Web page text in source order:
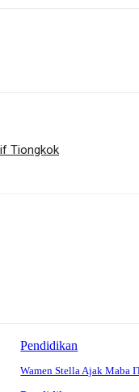
Tiongkok
Pendidikan
Wamen Stella Ajak Maba